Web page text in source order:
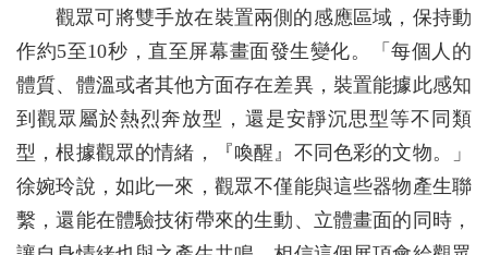
觀眾可將雙手放在裝置兩側的感應區域，保持動
作約5至10秒，直至屏幕畫面發生變化。「每個人的
體質、體溫或者其他方面存在差異，裝置能據此感知
到觀眾屬於熱烈奔放型，還是安靜沉思型等不同類
型，根據觀眾的情緒，『喚醒』不同色彩的文物。」
徐婉玲說，如此一來，觀眾不僅能與這些器物產生聯
繫，還能在體驗技術帶來的生動、立體畫面的同時，